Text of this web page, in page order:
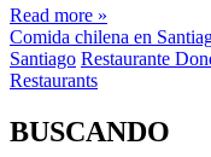
Read more »
Comida chilena en
Santiago Restaurante
Restaurants
BUSCANDO